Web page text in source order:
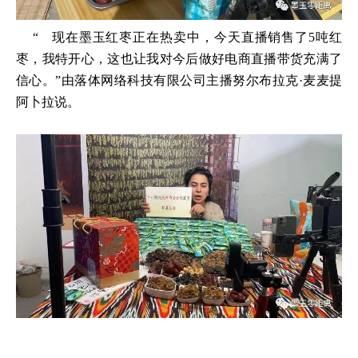
“ 现在墨玉红枣正在热卖中，今天直播销售了5吨红
枣，我特开心，这也让我对今后做好电商直播带货充满了
信心。”由落体网络科技有限公司主播努尔布拉克·麦麦提
阿卜拉说。